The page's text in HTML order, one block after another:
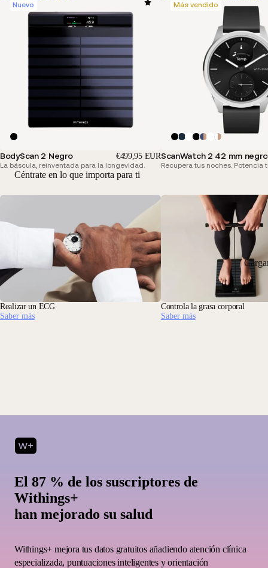
Nuevo
BodyScan 2 Negro €499,95 EUR
La báscula, reinventada para la longevidad.
Más vendido
ScanWatch 2 42 mm negro
Recupera tus noches. Potencia
Céntrate en lo que importa para ti
Realizar un ECG
Saber más
Controla la grasa corporal
Saber más
El 87 % de los suscriptores de
Withings+
han mejorado su salud
Withings+ mejora tus datos gratuitos añadiendo atención clínica
especializada, puntuaciones inteligentes y orientación